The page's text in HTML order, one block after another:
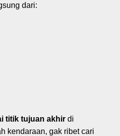
dari:
titik tujuan akhir di
kendaraan, gak ribet cari